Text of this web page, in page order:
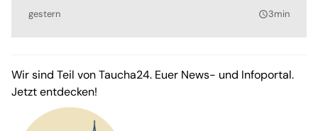
gestern query_builder3min
Wir sind Teil von Taucha24. Euer News- und Infoportal.
Jetzt entdecken!